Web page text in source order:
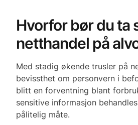
Hvorfor bør du ta
netthandel på
Med stadig økende trusler på
bevissthet om personvern i
blitt en forventning blant
sensitive informasjon
pålitelig måte.